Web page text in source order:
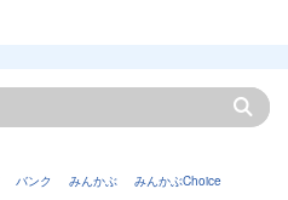
バンク みんかぶ みんかぶChoice